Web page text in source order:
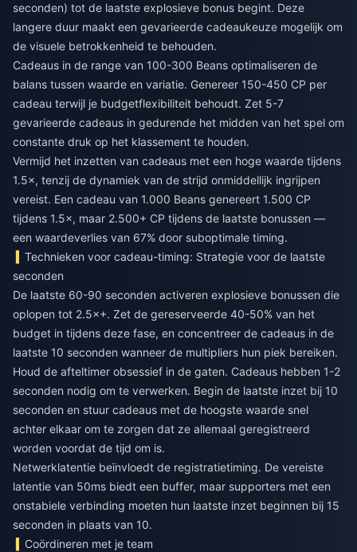
seconden) tot de laatste explosieve bonus begint. Deze
langere duur maakt een gevarieerde cadeaukeuze mogelijk om
de visuele betrokkenheid te behouden.
Cadeaus in de range van 100-300 Beans optimaliseren de
balans tussen waarde en variatie. Genereer 150-450 CP per
cadeau terwijl je budgetflexibiliteit behoudt. Zet 5-7
gevarieerde cadeaus in gedurende het midden van het spel om
constante druk op het klassement te houden.
Vermijd het inzetten van cadeaus met een hoge waarde tijdens
1.5×, tenzij de dynamiek van de strijd onmiddellijk ingrijpen
vereist. Een cadeau van 1.000 Beans genereert 1.500 CP
tijdens 1.5×, maar 2.500+ CP tijdens de laatste bonussen —
een waardeverlies van 67% door suboptimale timing.
Technieken voor cadeau-timing: Strategie voor de laatste
seconden
De laatste 60-90 seconden activeren explosieve bonussen die
oplopen tot 2.5×+. Zet de gereserveerde 40-50% van het
budget in tijdens deze fase, en concentreer de cadeaus in de
laatste 10 seconden wanneer de multipliers hun piek bereiken.
Houd de afteltimer obsessief in de gaten. Cadeaus hebben 1-2
seconden nodig om te verwerken. Begin de laatste inzet bij 10
seconden en stuur cadeaus met de hoogste waarde snel
achter elkaar om te zorgen dat ze allemaal geregistreerd
worden voordat de tijd om is.
Netwerklatentie beïnvloedt de registratietiming. De vereiste
latentie van 50ms biedt een buffer, maar supporters met een
onstabiele verbinding moeten hun laatste inzet beginnen bij 15
seconden in plaats van 10.
Coördineren met je team